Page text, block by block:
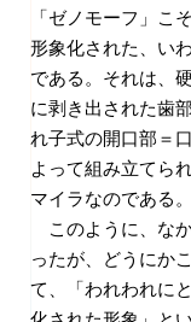
「ゼノモーフ」こ
形象化された、い
である。それは、
に剥き出された歯
れ子式の開口部＝
よって組み立てら
マイラなのである。
このように、な
ったが、どうにか
て、「われわれに